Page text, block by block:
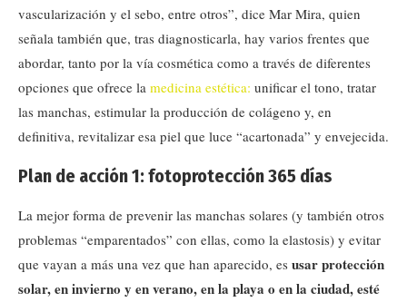
vascularización y el sebo, entre otros”, dice Mar Mira, quien
señala también que, tras diagnosticarla, hay varios frentes que
abordar, tanto por la vía cosmética como a través de diferentes
opciones que ofrece la medicina estética: unificar el tono, tratar
las manchas, estimular la producción de colágeno y, en
definitiva, revitalizar esa piel que luce “acartonada” y envejecida.
Plan de acción 1: fotoprotección 365 días
La mejor forma de prevenir las manchas solares (y también otros
problemas “emparentados” con ellas, como la elastosis) y evitar
que vayan a más una vez que han aparecido, es usar protección
solar, en invierno y en verano, en la playa o en la ciudad, esté